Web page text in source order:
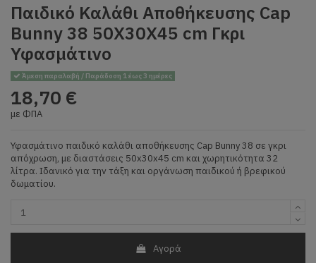
Παιδικό Καλάθι Αποθήκευσης Cap
Bunny 38 50X30X45 cm Γκρι
Υφασμάτινο
Άμεση παραλαβή / Παράδοση 1 έως 3 ημέρες
18,70 €
με ΦΠΑ
Υφασμάτινο παιδικό καλάθι αποθήκευσης Cap Bunny 38 σε γκρι
απόχρωση, με διαστάσεις 50x30x45 cm και χωρητικότητα 32
λίτρα. Ιδανικό για την τάξη και οργάνωση παιδικού ή βρεφικού
δωματίου.
Αγορά